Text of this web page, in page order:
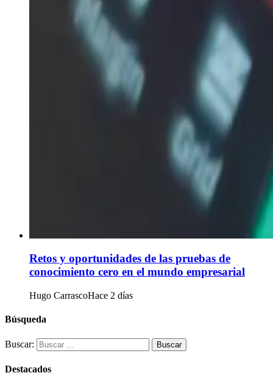
Retos y oportunidades de las pruebas de
conocimiento cero en el mundo empresarial
Hugo CarrascoHace 2 días
Búsqueda
Buscar:
Destacados